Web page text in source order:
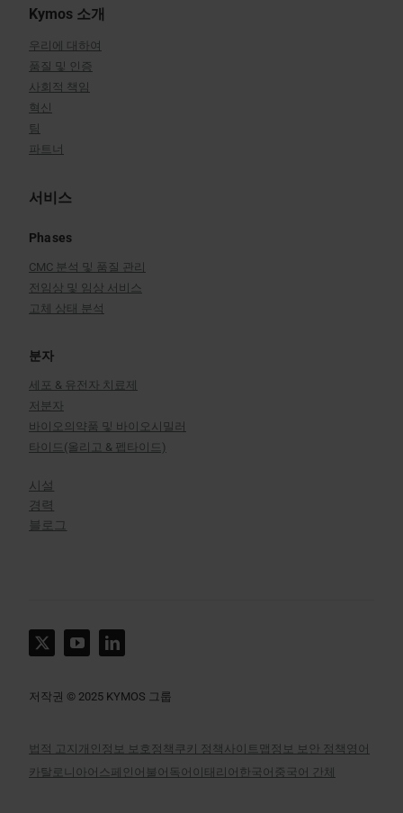
Kymos 소개
우리에 대하여
품질 및 인증
사회적 책임
혁신
팀
파트너
서비스
Phases
CMC 분석 및 품질 관리
전임상 및 임상 서비스
고체 상태 분석
분자
세포 & 유전자 치료제
저분자
바이오의약품 및 바이오시밀러
타이드(올리고 & 펩타이드)
시설
경력
블로그
저작권 © 2025 KYMOS 그룹
법적 고지 개인정보 보호정책 쿠키 정책 사이트맵 정보 보안 정책 영어
카탈로니아어 스페인어 불어 독어 이태리어 한국어 중국어 간체